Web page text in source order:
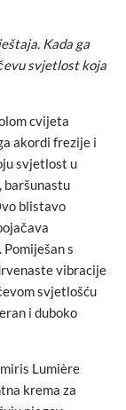
Kada ga
svjetlost koja
cvijeta
akordi frezije i
svjetlost u
baršunastu
blistavo
s
vibracije
svjetlošću
i duboko
Lumière
krema za